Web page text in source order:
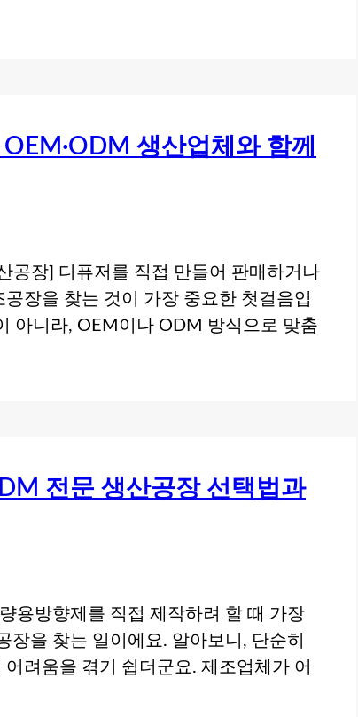
생산업체와 함께
공장] 디퓨저를 직접 만들어 판매하거나
장을 찾는 것이 가장 중요한 첫걸음입
아니라, OEM이나 ODM 방식으로 맞춤
전문 생산공장 선택법과
용방향제를 직접 제작하려 할 때 가장
장을 찾는 일이에요. 알아보니, 단순히
려움을 겪기 쉽더군요. 제조업체가 어